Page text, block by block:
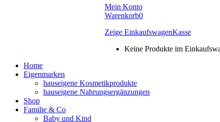
Mein Konto
Warenkorb0
Zeige EinkaufswagenKasse
Keine Produkte im
Home
Eigenmarken
hauseigene Kosmetikprodukte
hauseigene Nahrungsergänzungen
Shop
Familie & Co
Baby und Kind